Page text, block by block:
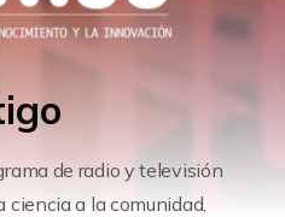
de radio y televisión
ciencia a la comunidad,